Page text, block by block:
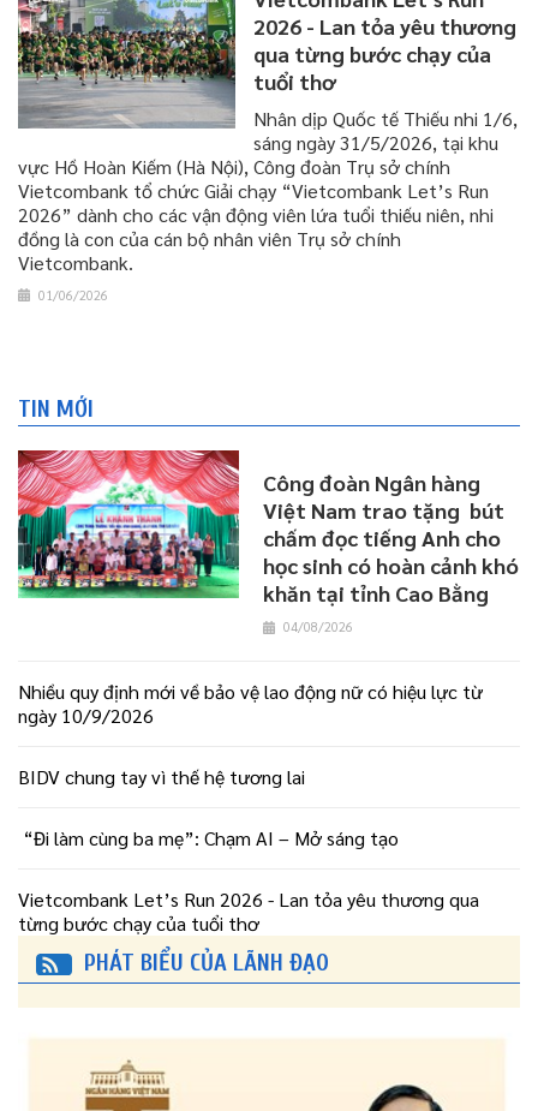
2026 - Lan tỏa yêu thương
qua từng bước chạy của
tuổi thơ
Nhân dịp Quốc tế Thiếu nhi 1/6,
sáng ngày 31/5/2026, tại khu
vực Hồ Hoàn Kiếm (Hà Nội), Công đoàn Trụ sở chính
Vietcombank tổ chức Giải chạy “Vietcombank Let’s Run
2026” dành cho các vận động viên lứa tuổi thiếu niên, nhi
đồng là con của cán bộ nhân viên Trụ sở chính
Vietcombank.
01/06/2026
TIN MỚI
Công đoàn Ngân hàng
Việt Nam trao tặng bút
chấm đọc tiếng Anh cho
học sinh có hoàn cảnh khó
khăn tại tỉnh Cao Bằng
04/08/2026
Nhiều quy định mới về bảo vệ lao động nữ có hiệu lực từ
ngày 10/9/2026
BIDV chung tay vì thế hệ tương lai
“Đi làm cùng ba mẹ”: Chạm AI – Mở sáng tạo
Vietcombank Let’s Run 2026 - Lan tỏa yêu thương qua
từng bước chạy của tuổi thơ
PHÁT BIỂU CỦA LÃNH ĐẠO